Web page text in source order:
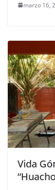
marzo 16,
Vida